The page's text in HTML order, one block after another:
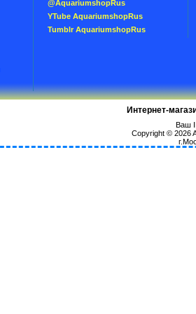
@AquariumshopRus
YTube AquariumshopRus
Tumblr AquariumshopRus
Интернет-
Ваш
Copyright © 2026